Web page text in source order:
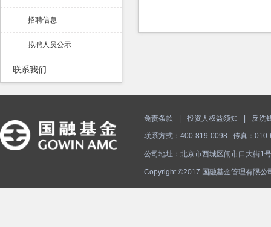
招聘信息
拟聘人员公示
联系我们
免责条款 投资人权益须知 反洗
联系方式：400-819-0098 传真：
公司地址：北京市西城区闹市口大街1
Copyright ©2017 国融基金管理有限